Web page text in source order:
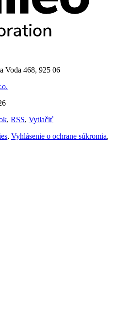
Voda 468, 925 06
, RSS, Vytlačiť
, Vyhlásenie o ochrane súkromia,